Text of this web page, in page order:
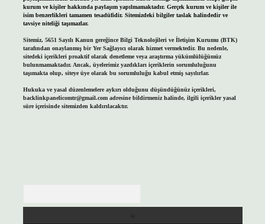
kurum ve kişiler hakkında paylaşım yapılmamaktadır. Gerçek kurum ve kişiler ile
isim benzerlikleri tamamen tesadüfidir. Sitemizdeki bilgiler taslak halindedir ve
tavsiye niteliği taşımazlar.
Sitemiz, 5651 Sayılı Kanun gereğince Bilgi Teknolojileri ve İletişim Kurumu (BTK)
tarafından onaylanmış bir Yer Sağlayıcı olarak hizmet vermektedir. Bu nedenle,
sitedeki içerikleri proaktif olarak denetleme veya araştırma yükümlülüğümüz
bulunmamaktadır. Ancak, üyelerimiz yazdıkları içeriklerin sorumluluğunu
taşımakta olup, siteye üye olarak bu sorumluluğu kabul etmiş sayılırlar.
Hukuka ve yasal düzenlemelere aykırı olduğunu düşündüğünüz içerikleri,
backlinkpanelicomtr@gmail.comadresine bildirmeniz halinde, ilgili içerikler yasal
süre içerisinde sitemizden kaldırılacaktır.